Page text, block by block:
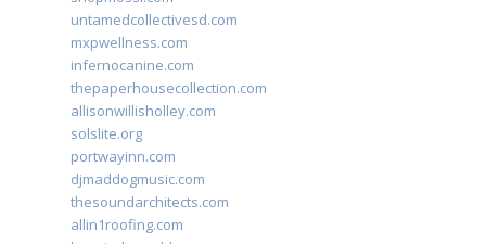
untamedcollectivesd.com
mxpwellness.com
infernocanine.com
thepaperhousecollection.com
allisonwillisholley.com
solslite.org
portwayinn.com
djmaddogmusic.com
thesoundarchitects.com
allin1roofing.com